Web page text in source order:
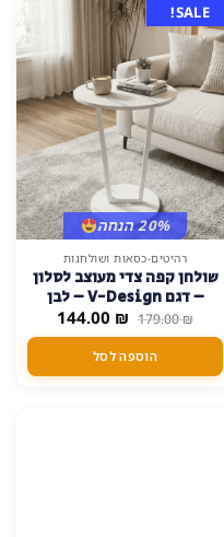
את
האפשרויות
בעמוד
המוצר
SALE!
20% הנחה
רהיטים-כסאות ושולחנות
שולחן קפה צדי מעוצב לסלון
– דגם V-Design – לבן
179.00₪ המחיר
המקורי
היה:
179.00 ₪.
144.00 ₪ המחיר
הנוכחי
הוא:
144.00 ₪. הוספה לסל